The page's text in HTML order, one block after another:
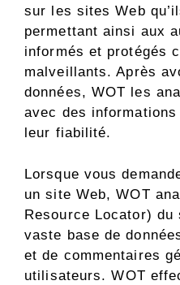
sur les sites Web
permettant ainsi aux
informés et protégés
malveillants. Après
données, WOT les
avec des
leur fiabilité.
Lorsque vous
un site Web, WOT
Resource Locator)
vaste base de
et de commentaires
utilisateurs. WOT